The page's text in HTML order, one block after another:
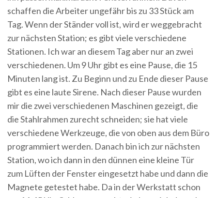
schaffen die Arbeiter ungefähr bis zu 33 Stück am
Tag. Wenn der Ständer voll ist, wird er weggebracht
zur nächsten Station; es gibt viele verschiedene
Stationen. Ich war an diesem Tag aber nur an zwei
verschiedenen. Um 9 Uhr gibt es eine Pause, die 15
Minuten lang ist. Zu Beginn und zu Ende dieser Pause
gibt es eine laute Sirene. Nach dieser Pause wurden
mir die zwei verschiedenen Maschinen gezeigt, die
die Stahlrahmen zurecht schneiden; sie hat viele
verschiedene Werkzeuge, die von oben aus dem Büro
programmiert werden. Danach bin ich zur nächsten
Station, wo ich dann in den dünnen eine kleine Tür
zum Lüften der Fenster eingesetzt habe und dann die
Magnete getestet habe. Da in der Werkstatt schon